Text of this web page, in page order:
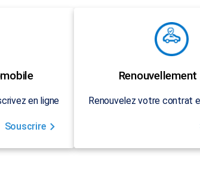
en ligne
Souscrire
Renouvelez votre contrat